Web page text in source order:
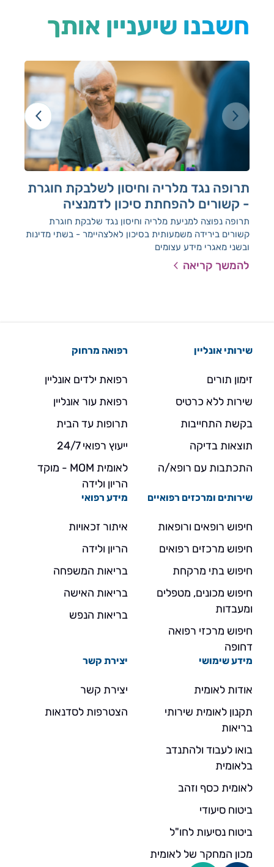
חשבנו שיעניין אותך
תרופה נגד מלריה וחיסון לשלבקת חוגרת
- קשורים להפחתת סיכון לדמנציה
תרופה נפוצה למניעת מלריה וחיסון נגד שלבקת חוגרת
קשורים בירידה משמעותית בסיכון לאלצהיימר - בשתי מדינות
ובשני מאגרי מידע עצומים
להמשך קריאה
שירותי אונליין
זימון תורים
שירות ללא כרטיס
בקשת התחייבות
תוצאות בדיקה
התכתבות עם רופא/ה
רפואה מרחוק
רפואת ילדים אונליין
רפואת עור אונליין
תרופות עד הבית
ייעוץ רפואי 24/7
לאומית MOM - מוקד
הריון ולידה
שירותים ומרכזים רפואיים
חיפוש רופאים ורופאות
חיפוש מרכזים רפואים
חיפוש בתי מרקחת
חיפוש מכונים, מטפלים
ומעבדות
חיפוש מרכזי רפואה
דחופה
מידע רפואי
איתור זכאויות
הריון ולידה
בריאות המשפחה
בריאות האישה
בריאות הנפש
מידע שימושי
אודות לאומית
תקנון לאומית שירותי
בריאות
בואו לעבוד ולהתנדב
בלאומית
לאומית כסף וזהב
ביטוח סיעודי
ביטוח נסיעות לחו"ל
מכון המחקר של לאומית
יצירת קשר
יצירת קשר
הצטרפות לסדנאות